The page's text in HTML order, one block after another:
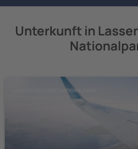
Unterkunft in
LASSEN-VOLCANIC-NATIONALPARK